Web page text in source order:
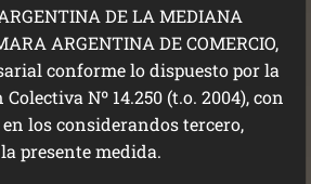
DE LA MEDIANA
ARGENTINA DE COMERCIO,
conforme lo dispuesto por la
Nº 14.250 (t.o. 2004), con
los considerandos tercero,
presente medida.